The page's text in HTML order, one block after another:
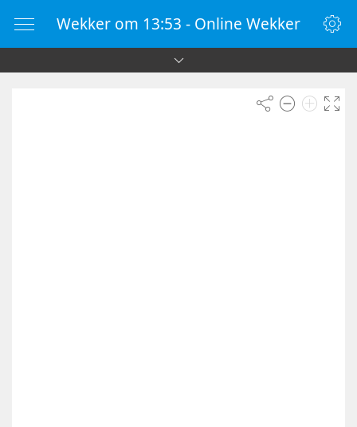
Wekker om 13:53 - Online Wekker